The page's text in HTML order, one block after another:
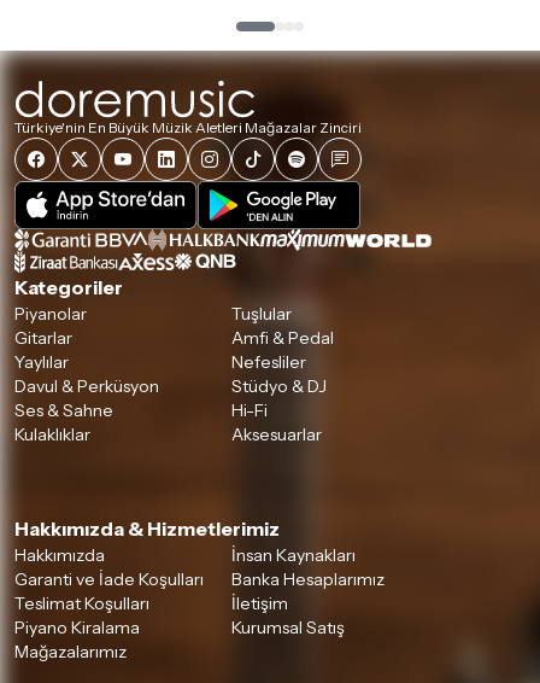
Türkiye'nin En Büyük Müzik Aletleri Mağazalar Zinciri
Kategoriler
Piyanolar
Tuşlular
Gitarlar
Amfi & Pedal
Yaylılar
Nefesliler
Davul & Perküsyon
Stüdyo & DJ
Ses & Sahne
Hi-Fi
Kulaklıklar
Aksesuarlar
Hakkımızda & Hizmetlerimiz
Hakkımızda
İnsan Kaynakları
Garanti ve İade Koşulları
Banka Hesaplarımız
Teslimat Koşulları
İletişim
Piyano Kiralama
Kurumsal Satış
Mağazalarımız